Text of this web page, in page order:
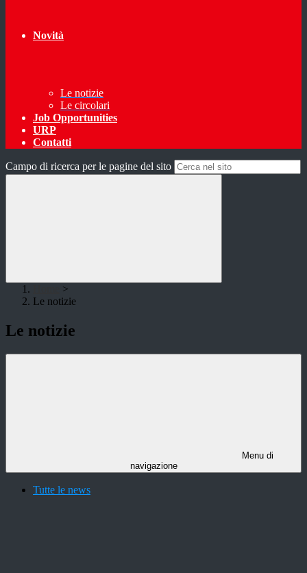
Novità
Le notizie
Le circolari
Job Opportunities
URP
Contatti
Campo di ricerca per le pagine del sito
>
Le notizie
Le notizie
Menu di
navigazione
Tutte le news